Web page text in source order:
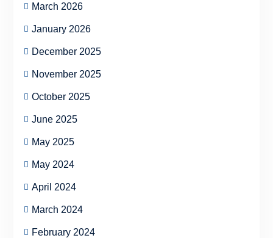
March 2026
January 2026
December 2025
November 2025
October 2025
June 2025
May 2025
May 2024
April 2024
March 2024
February 2024